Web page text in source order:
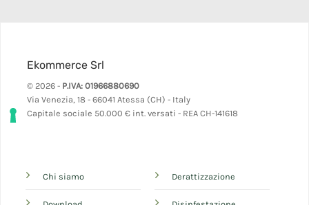
Ekommerce Srl
© 2026 - P.IVA: 01966880690
Via Venezia, 18 - 66041 Atessa (CH) - Italy
Capitale sociale 50.000 € int. versati - REA CH-141618
Chi siamo Derattizzazione